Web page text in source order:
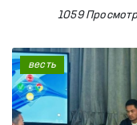
и № 10,
временного
внутренних
районов, а
1059
весть